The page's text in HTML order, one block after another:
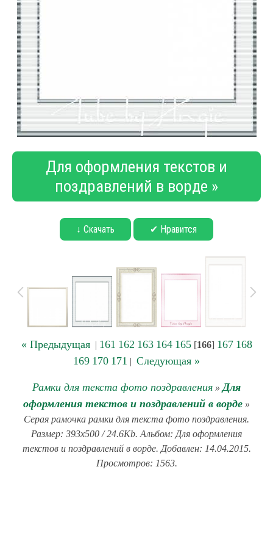
Для оформления текстов и
поздравлений в ворде »
↓ Скачать ✔ Нравится
« Предыдущая| 161 162 163 164 165[166] 167 168
169 170 171 | Следующая »
Рамки для текста фото поздравления » Для
оформления текстов и поздравлений в ворде »
Серая рамочка рамки для текста фото поздравления.
Размер: 393x500 / 24.6Kb. Альбом: Для оформления
текстов и поздравлений в ворде. Добавлен: 14.04.2015.
Просмотров: 1563.